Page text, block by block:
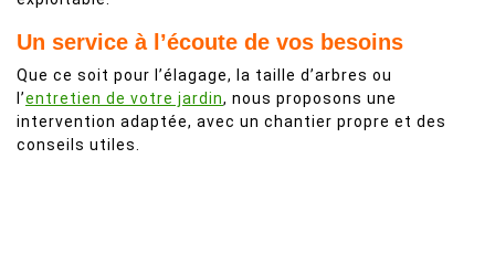
Un service à l’écoute de vos besoins
Que ce soit pour l’élagage, la taille d’arbres ou
l’entretien de votre jardin, nous proposons une
intervention adaptée, avec un chantier propre et des
conseils utiles.